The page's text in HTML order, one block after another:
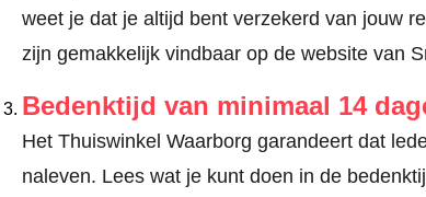
weet je dat je altijd bent verzekerd van jouw
zijn gemakkelijk vindbaar op de website van
Bedenktijd van minimaal 14
Het Thuiswinkel Waarborg garandeert dat
naleven. Lees wat je kunt doen in de